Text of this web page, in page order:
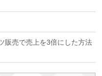
販売で売上を3倍にした方法